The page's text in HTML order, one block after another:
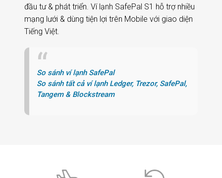
đầu tư & phát triển. Ví lạnh SafePal S1 hỗ trợ nhiều
mạng lưới & dùng tiện lợi trên Mobile với giao diện
Tiếng Việt.
So sánh ví lạnh SafePal
So sánh tất cả ví lạnh Ledger, Trezor, SafePal,
Tangem & Blockstream